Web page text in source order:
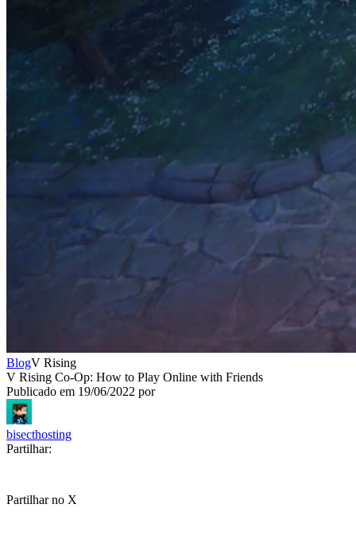
BlogV Rising
V Rising Co-Op: How to Play Online with Friends
Publicado em 19/06/2022 por
bisecthosting
Partilhar:
Partilhar no X